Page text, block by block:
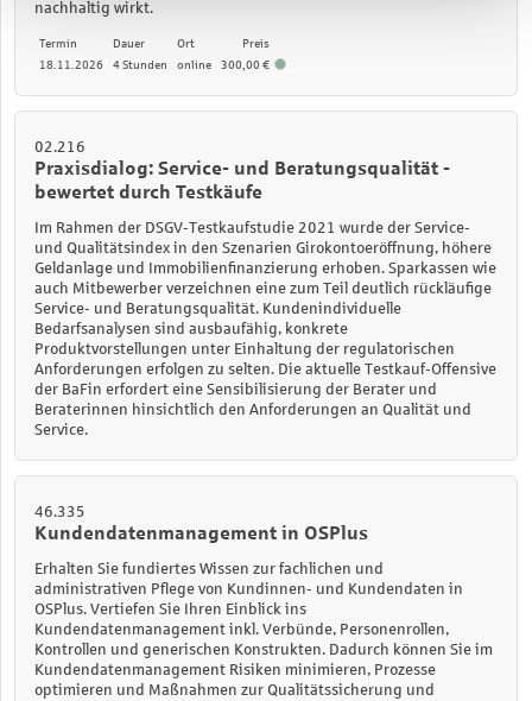
nachhaltig wirkt.
Termin Dauer Ort
Preis
18.11.2026
4 Stunden online 300,00 €
02.216
Praxisdialog: Service- und Beratungsqualität -
bewertet durch Testkäufe
Im Rahmen der DSGV-Testkaufstudie 2021 wurde der Service-
und Qualitätsindex in den Szenarien Girokontoeröffnung, höhere
Geldanlage und Immobilienfinanzierung erhoben. Sparkassen wie
auch Mitbewerber verzeichnen eine zum Teil deutlich rückläufige
Service- und Beratungsqualität. Kundenindividuelle
Bedarfsanalysen sind ausbaufähig, konkrete
Produktvorstellungen unter Einhaltung der regulatorischen
Anforderungen erfolgen zu selten. Die aktuelle Testkauf-Offensive
der BaFin erfordert eine Sensibilisierung der Berater und
Beraterinnen hinsichtlich den Anforderungen an Qualität und
Service.
46.335
Kundendatenmanagement in OSPlus
Erhalten Sie fundiertes Wissen zur fachlichen und
administrativen Pflege von Kundinnen- und Kundendaten in
OSPlus. Vertiefen Sie Ihren Einblick ins
Kundendatenmanagement inkl. Verbünde, Personenrollen,
Kontrollen und generischen Konstrukten. Dadurch können Sie im
Kundendatenmanagement Risiken minimieren, Prozesse
optimieren und Maßnahmen zur Qualitätssicherung und